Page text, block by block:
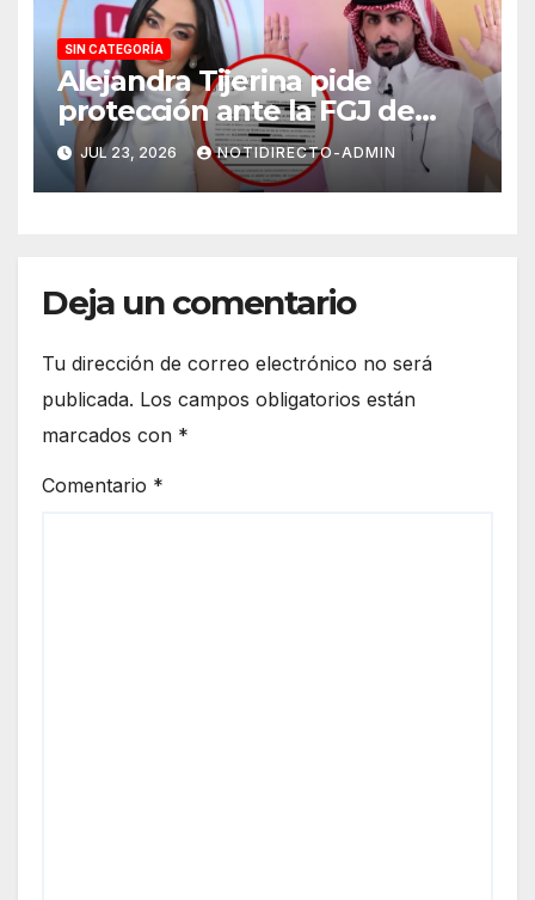
SIN CATEGORÍA
Alejandra Tijerina pide
protección ante la FGJ de
CdMx por vîolêncîa mediática
y psicológica de Masad
Altamimi, integrante de La
JUL 23, 2026 NOTIDIRECTO-ADMIN
Deja un comentario
Tu dirección de correo electrónico no será
publicada. Los campos obligatorios están
marcados con *
Comentario *